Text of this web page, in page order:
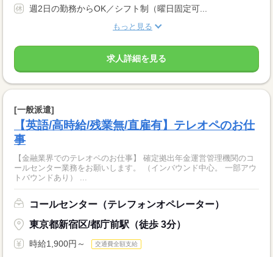
週2日の勤務からOK／シフト制（曜日固定可...
もっと見る
求人詳細を見る
[一般派遣]
【英語/高時給/残業無/直雇有】テレオペのお仕
事
【金融業界でのテレオペのお仕事】 確定拠出年金運営管理機関のコ
ールセンター業務をお願いします。 （インバウンド中心。 一部アウ
トバウンドあり） ...
コールセンター（テレフォンオペレーター）
東京都新宿区/都庁前駅（徒歩 3分）
時給1,900円～ 交通費全額支給